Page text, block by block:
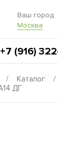
Ваш город
Москва
+7 (916)
/ Каталог /
ДГ